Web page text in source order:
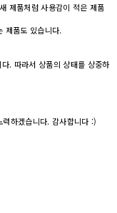
제품처럼 사용감이 적은 제품
제품도 있습니다.
. 따라서 상품의 상태를 상중하
하겠습니다. 감사합니다 :)